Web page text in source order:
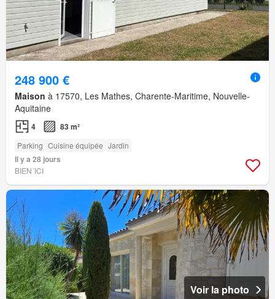
248 900 €
Maison à 17570, Les Mathes, Charente-Maritime, Nouvelle-
Aquitaine
4 83 m²
Parking Cuisine équipée Jardin
Il y a 28 jours
BIEN´ICI
Voir la photo